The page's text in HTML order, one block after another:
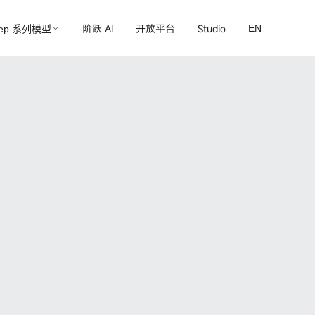
系列模型 阶跃 AI 开放平台 Studio EN